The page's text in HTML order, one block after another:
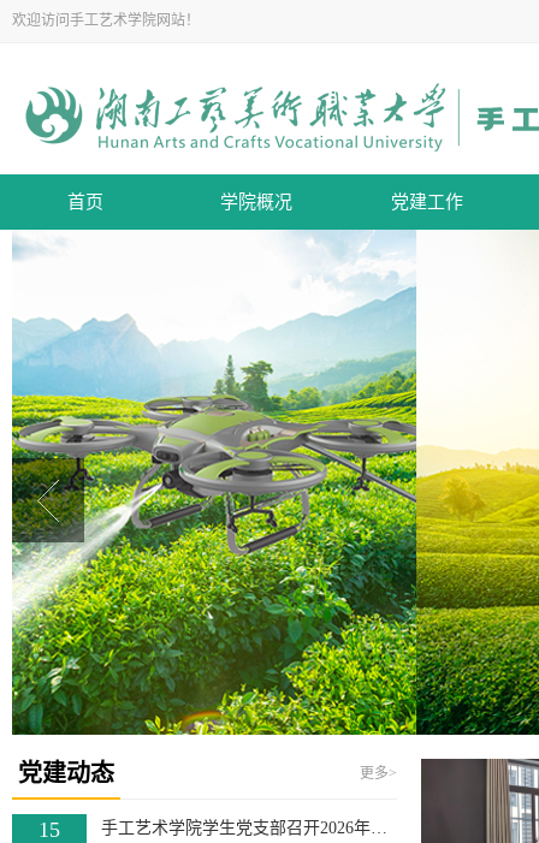
欢迎访问手工艺术学院网站！
首页 学院概况 党建工作
党建动态 更多>
15 手工艺术学院学生党支部召开2026年上半年预备党员接收大会